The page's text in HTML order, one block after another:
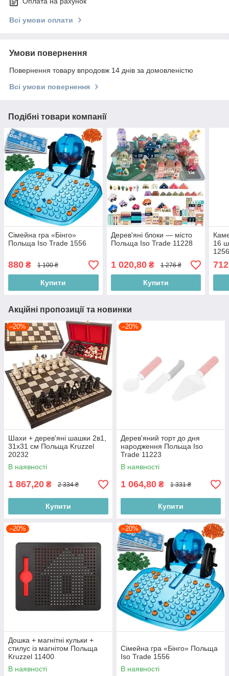
Всі умови оплати
Умови повернення
Повернення товару впродовж 14 днів за домовленістю
Всі умови повернення
Подібні товари компанії
Сімейна гра «Бінго»
Польща Iso Trade 1556
880 ₴ 1 100 ₴
Купити
Дерев'яні блоки — місто
Польща Iso Trade 11228
1 020,80₴ 1 276 ₴
Купити
16
712
Акційні пропозиції та новинки
–20%
Шахи + дерев'яні шашки 2в1,
31х31 см Польща Kruzzel
20232
В наявності
1 867,20 ₴ 2 334 ₴
Купити
–20%
Дерев'яний торт до дня
народження Польща Iso
Trade 11223
В наявності
1 064,80 ₴ 1 331 ₴
Купити
–20%
Дошка + магнітні кульки +
стилус із магнітом Польща
Kruzzel 11400
В наявності
–20%
Сімейна гра «Бінго» Польща
Iso Trade 1556
В наявності